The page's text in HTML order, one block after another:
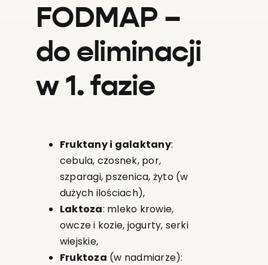
FODMAP –
do eliminacji
w 1. fazie
Fruktany i galaktany:
cebula, czosnek, por,
szparagi, pszenica, żyto (w
dużych ilościach),
Laktoza: mleko krowie,
owcze i kozie, jogurty, serki
wiejskie,
Fruktoza (w nadmiarze):